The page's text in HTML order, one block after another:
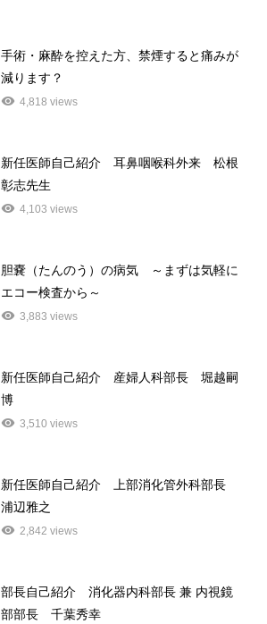
手術・麻酔を控えた方、禁煙すると痛みが
減ります？
4,818 views
新任医師自己紹介 耳鼻咽喉科外来 松根
彰志先生
4,103 views
胆嚢（たんのう）の病気 ～まずは気軽に
エコー検査から～
3,883 views
新任医師自己紹介 産婦人科部長 堀越嗣
博
3,510 views
新任医師自己紹介 上部消化管外科部長
浦辺雅之
2,842 views
部長自己紹介 消化器内科部長 兼 内視鏡
部部長 千葉秀幸